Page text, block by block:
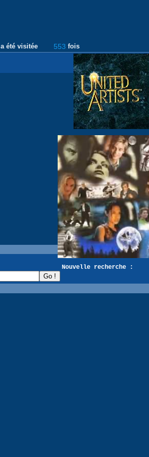
été visitée 553 fois
: